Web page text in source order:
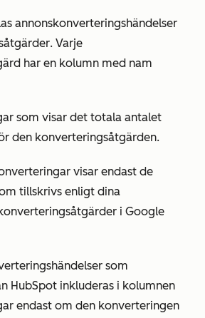
annonskonverteringshändelser
. Varje
har en kolumn med nam
som visar det totala antalet
den konverteringsåtgärden.
visar endast de
tillskrivs enligt dina
i Google
som
HubSpot inkluderas i kolumnen
endast om den konverteringen